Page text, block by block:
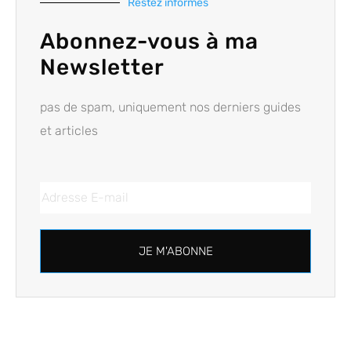
Abonnez-vous à ma
Newsletter
pas de spam, uniquement nos derniers guides
et articles
JE M'ABONNE